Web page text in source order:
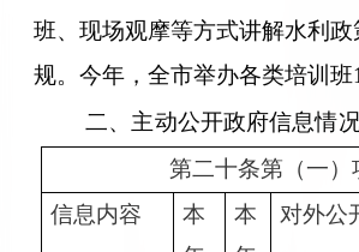
班、现场观摩等方式讲解水利
规。今年，全市举办各类培训班
二、主动公开政府信息情
第二十条第（一）
信息内容
本
本
对外公